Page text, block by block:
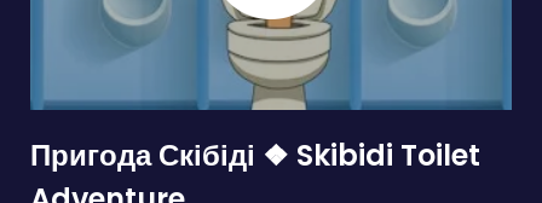
Пригода Скібіді ❖ Skibidi Toilet